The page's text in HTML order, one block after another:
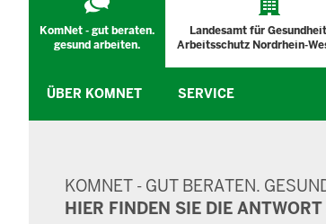
KomNet - gut beraten.
gesund arbeiten.
Landesamt für
Arbeitsschutz Nordrhein-
ÜBER KOMNET SERVICE
KOMNET - GUT BERATEN.
HIER FINDEN SIE DIE